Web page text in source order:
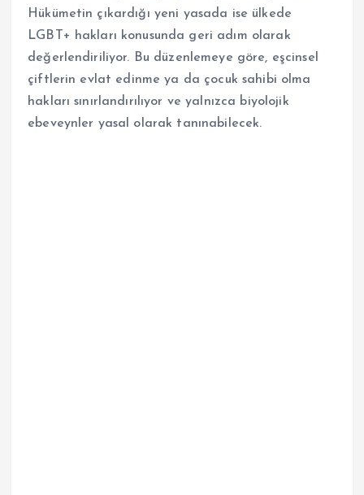
Hükümetin çıkardığı yeni yasada ise ülkede
LGBT+ hakları konusunda geri adım olarak
değerlendiriliyor. Bu düzenlemeye göre, eşcinsel
çiftlerin evlat edinme ya da çocuk sahibi olma
hakları sınırlandırılıyor ve yalnızca biyolojik
ebeveynler yasal olarak tanınabilecek.